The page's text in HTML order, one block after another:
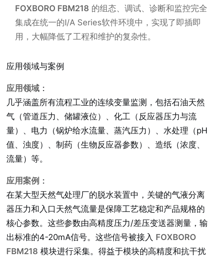
FOXBORO FBM218 的组态、调试、诊断和监控完全
集成在统一的I/A Series软件环境中，实现了即插即
用，大幅降低了工程和维护的复杂性。
应用领域与案例
应用领域 ：
几乎涵盖所有流程工业的连续变量监测，包括石油天然
气（管道压力、储罐液位）、化工（反应器压力与流
量）、电力（锅炉给水流量、蒸汽压力）、水处理（pH
值、浊度）、制药（生物反应器参数）、造纸（浓度、
流量）等。
应用案例 ：
在某大型天然气处理厂的脱水装置中，关键的气液分离
器压力和入口天然气流量是保障工艺稳定和产品规格的
核心参数。这些参数由高精度压力/差压变送器测量，输
出标准的4-20mA信号。这些信号被接入 FOXBORO
FBM218 模块进行采集。得益于模块的高精度和抗干扰